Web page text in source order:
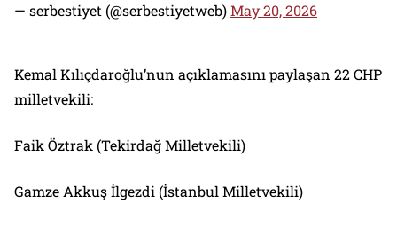
— serbestiyet (@serbestiyetweb)May 20, 2026
Kemal Kılıçdaroğlu’nun açıklamasını paylaşan 22 CHP
milletvekili:
Faik Öztrak (Tekirdağ Milletvekili)
Gamze Akkuş İlgezdi (İstanbul Milletvekili)